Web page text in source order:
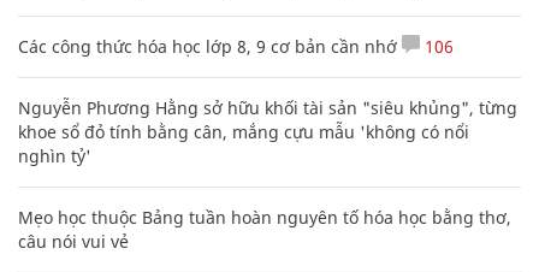
Các công thức hóa học lớp 8, 9 cơ bản cần nhớ 106
Nguyễn Phương Hằng sở hữu khối tài sản "siêu khủng", từng
khoe sổ đỏ tính bằng cân, mắng cựu mẫu 'không có nổi
nghìn tỷ'
Mẹo học thuộc Bảng tuần hoàn nguyên tố hóa học bằng thơ,
câu nói vui vẻ